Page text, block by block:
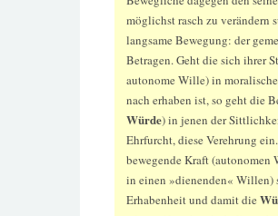
möglichst rasch zu verändern
langsame Bewegung: der
Betragen. Geht die sich ihrer
autonome Wille) in
nach erhaben ist, so geht die
Würde) in jenen der
Ehrfurcht, diese Verehrung
bewegende Kraft (autonomen
in einen »dienenden« Willen)
Erhabenheit und damit die